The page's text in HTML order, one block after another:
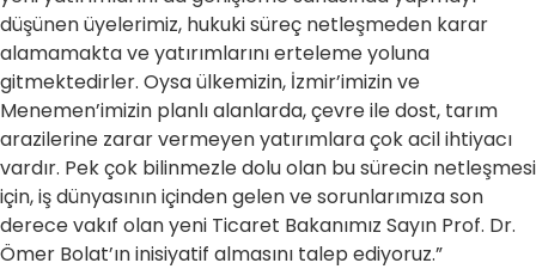
düşünen üyelerimiz, hukuki süreç netleşmeden karar
alamamakta ve yatırımlarını erteleme yoluna
gitmektedirler. Oysa ülkemizin, İzmir’imizin ve
Menemen’imizin planlı alanlarda, çevre ile dost, tarım
arazilerine zarar vermeyen yatırımlara çok acil ihtiyacı
vardır. Pek çok bilinmezle dolu olan bu sürecin netleşmesi
için, iş dünyasının içinden gelen ve sorunlarımıza son
derece vakıf olan yeni Ticaret Bakanımız Sayın Prof. Dr.
Ömer Bolat’ın inisiyatif almasını talep ediyoruz.”